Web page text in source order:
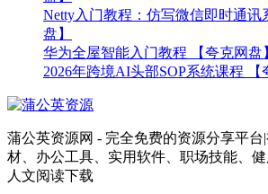
Netty入门教程：仿写微信即时通讯
盘】
华为全屋智能入门教程 【夸克网盘
2026年跨境AI头部SOP系统课程 【
蒲公英资源网 - 完全免费的资源分享平
材、办公工具、实用软件、职场技能、健
人文阅读下载